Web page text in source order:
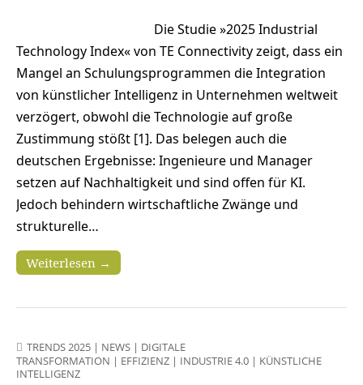
Die Studie »2025 Industrial
Technology Index« von TE Connectivity zeigt, dass ein
Mangel an Schulungsprogrammen die Integration
von künstlicher Intelligenz in Unternehmen weltweit
verzögert, obwohl die Technologie auf große
Zustimmung stößt [1]. Das belegen auch die
deutschen Ergebnisse: Ingenieure und Manager
setzen auf Nachhaltigkeit und sind offen für KI.
Jedoch behindern wirtschaftliche Zwänge und
strukturelle…
Weiterlesen →
TRENDS 2025 | NEWS | DIGITALE
TRANSFORMATION | EFFIZIENZ | INDUSTRIE 4.0 | KÜNSTLICHE
INTELLIGENZ